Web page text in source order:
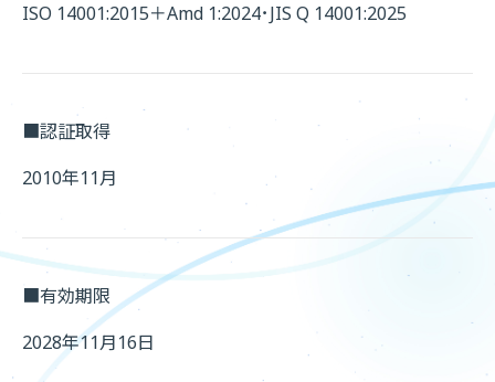
ISO 14001:2015＋Amd 1:2024･JIS Q 14001:2025
■認証取得
2010年11月
■有効期限
2028年11月16日